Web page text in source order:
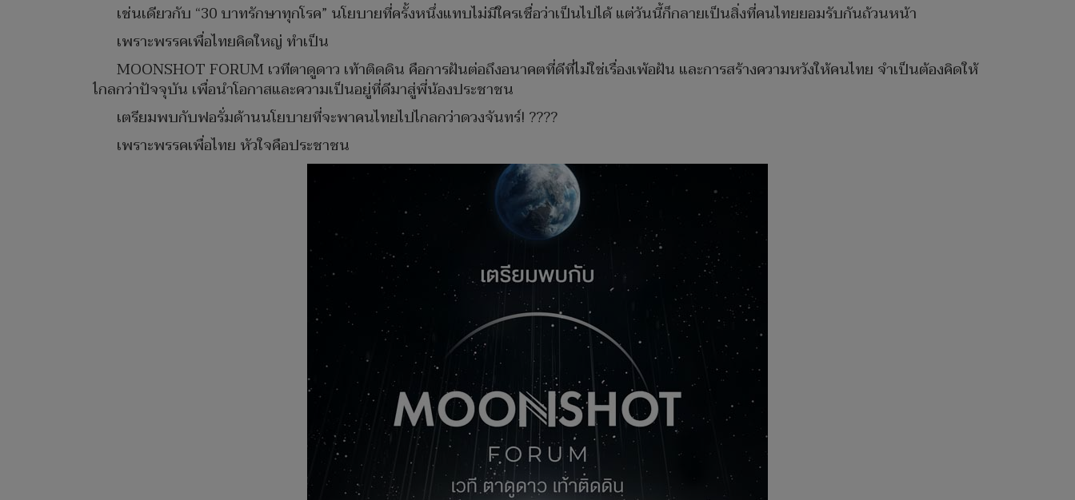
เช่นเดียวกับ “30 บาทรักษาทุกโรค” นโยบายที่ครั้งหนึ่งแทบไม่มีใครเชื่อว่าเป็นไปได้ แต่วันนี้ก็กลายเป็นสิ่งที่คนไทยยอมรับกันถ้วนหน้า
เพราะพรรคเพื่อไทยคิดใหญ่ ทำเป็น
MOONSHOT FORUM เวทีตาดูดาว เท้าติดดิน คือการฝันต่อถึงอนาคตที่ดีที่ไม่ใช่เรื่องเพ้อฝัน และการสร้างความหวังให้คนไทย จำเป็นต้องคิดให้
ไกลกว่าปัจจุบัน เพื่อนำโอกาสและความเป็นอยู่ที่ดีมาสู่พี่น้องประชาชน
เตรียมพบกับฟอรั่มด้านนโยบายที่จะพาคนไทยไปไกลกว่าดวงจันทร์! ????
เพราะพรรคเพื่อไทย หัวใจคือประชาชน